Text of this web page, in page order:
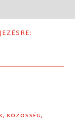
,KÖZÖSSÉG,